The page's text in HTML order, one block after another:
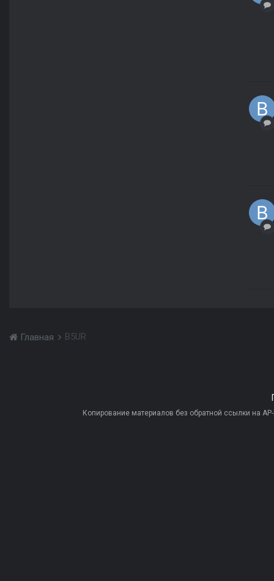
Главная B5UR
Копирование материалов без обратной ссылки на